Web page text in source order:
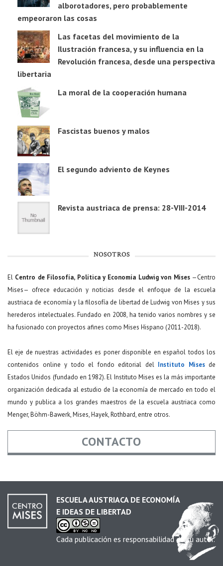
alborotadores, pero probablemente
empeoraron las cosas
Las facetas del movimiento de la
Ilustración francesa, y su influencia en la
Revolución francesa, desde una perspectiva
libertaria
La moral de la cooperación humana
Fascistas buenos y malos
El segundo adviento de Keynes
Revista austriaca de prensa: 28-VIII-2014
NOSOTROS
El Centro de Filosofía, Política y Economía Ludwig von Mises—Centro
Mises— ofrece educación y noticias desde el enfoque de la escuela
austriaca de economía y la filosofía de libertad de Ludwig von Mises y sus
herederos intelectuales. Fundado en 2008, ha tenido varios nombres y se
ha fusionado con proyectos afines como Mises Hispano (2011-2018).
El eje de nuestras actividades es poner disponible en español todos los
contenidos online y todo el fondo editorial del Instituto Misesde
Estados Unidos (fundado en 1982). El Instituto Mises es la más importante
organización dedicada al estudio de la economía de mercado en todo el
mundo y publica a los grandes maestros de la escuela austriaca como
Menger, Böhm-Bawerk, Mises, Hayek, Rothbard, entre otros.
CONTACTO
Email *
ESCUELA AUSTRIACA DE ECONOMÍA
E IDEAS DE LIBERTAD
Cada publicación es responsabilidad de su autor.